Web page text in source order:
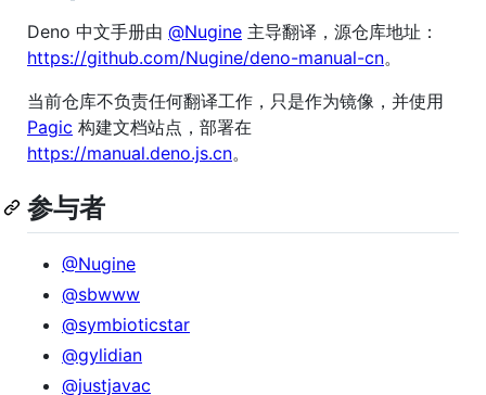
Deno 中文手册由 @Nugine 主导翻译，源仓库地址：
https://github.com/Nugine/deno-manual-cn。
当前仓库不负责任何翻译工作，只是作为镜像，并使用
Pagic 构建文档站点，部署在
https://manual.deno.js.cn。
参与者
@Nugine
@sbwww
@symbioticstar
@gylidian
@justjavac